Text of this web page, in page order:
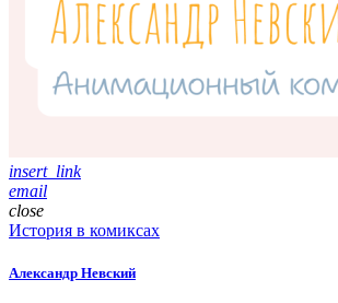
insert_link
email
close
История в комиксах
Александр Невский